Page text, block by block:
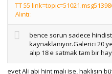
TT 55
Alıntı:
bence sorun sadece
kaynaklanıyor.Galerici 20
alıp 18 e satmak tam bir
evet Ali abi hint malı ise, haklısın